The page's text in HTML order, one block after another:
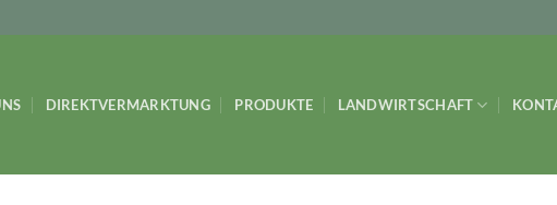
DIREKTVERMARKTUNG PRODUKTE LANDWIRTSCHAFT